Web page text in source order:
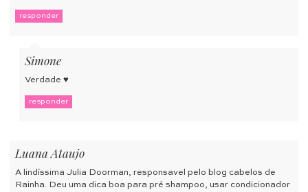
responder
Simone
Verdade ♥
responder
Luana Ataujo
A lindíssima Julia Doorman, responsavel pelo blog cabelos de
Rainha. Deu uma dica boa para pré shampoo, usar condicionador